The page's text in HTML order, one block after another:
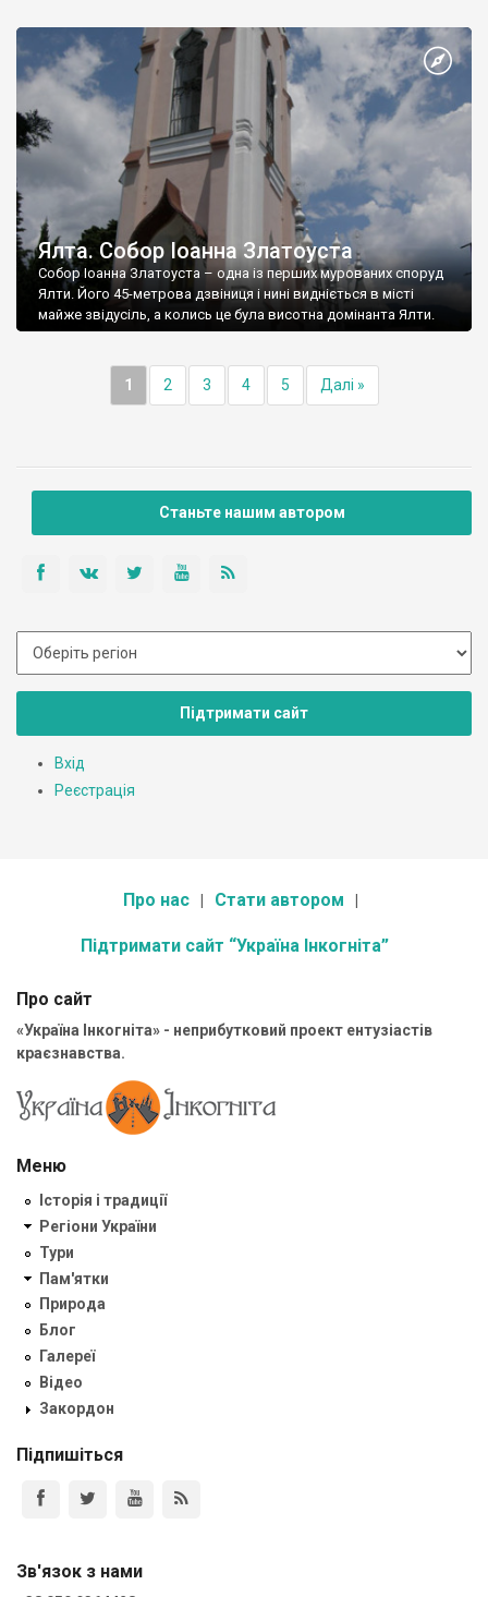
Ялта. Собор Іоанна Златоуста
Собор Іоанна Златоуста – одна із перших мурованих споруд
Ялти. Його 45-метрова дзвіниця і нині видніється в місті
майже звідусіль, а колись це була висотна домінанта Ялти.
1 2 3 4 5 Далі »
Станьте нашим автором
Підтримати сайт
Вхід
Реєстрація
Про нас Стати автором
Підтримати сайт “Україна Інкогніта”
Про сайт
«Україна Інкогніта» - неприбутковий проект ентузіастів
краєзнавства.
Меню
Історія і традиції
Регіони України
Тури
Пам'ятки
Природа
Блог
Галереї
Відео
Закордон
Підпишіться
Зв'язок з нами